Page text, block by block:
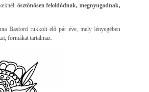
ösztönösen feloldódnak, megnyugodnak,
Basford rukkolt elő pár éve, mely lényegében
formákat tartalmaz.